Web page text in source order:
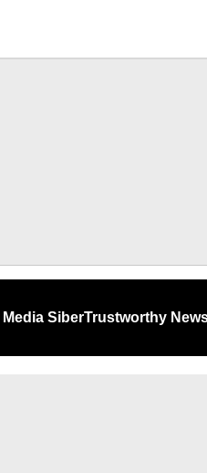
SiberTrustworthy